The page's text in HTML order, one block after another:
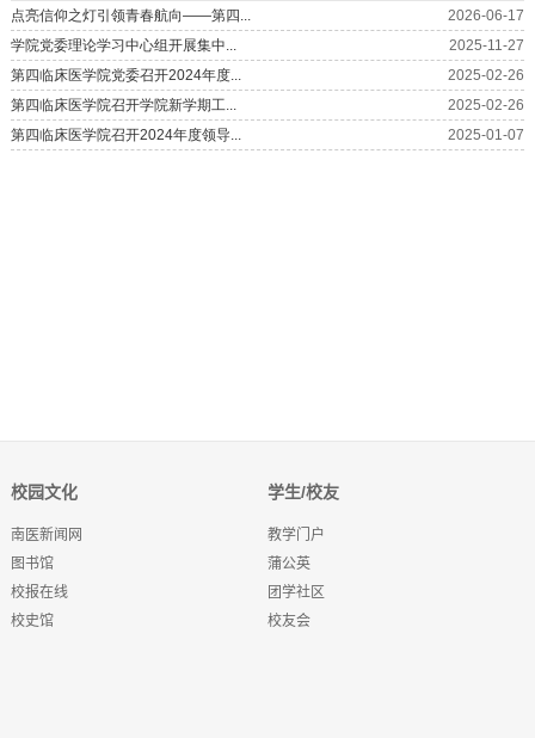
校园文化
南医新闻网
图书馆
校报在线
校史馆
学生/校友
教学门户
蒲公英
团学社区
校友会